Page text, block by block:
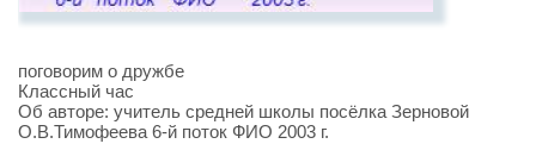
поговорим о дружбе
Классный час
Об авторе: учитель средней школы посёлка Зерновой
О.В.Тимофеева 6-й поток ФИО 2003 г.